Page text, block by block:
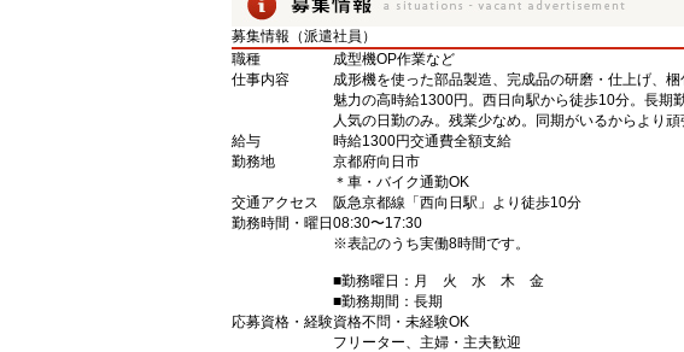
募集情報（派遣社員）
職種
成型機OP作業など
仕事内容
成形機を使った部品製造、完成品の研磨・仕上げ、
魅力の高時給1300円。西日向駅から徒歩10分。長期
人気の日勤のみ。残業少なめ。同期がいるからより
給与
時給1300円交通費全額支給
勤務地
京都府向日市
＊車・バイク通勤OK
交通アクセス
阪急京都線「西向日駅」より徒歩10分
勤務時間・曜日 08:30〜17:30
※表記のうち実働8時間です。
■勤務曜日：月 火 水 木 金
■勤務期間：長期
応募資格・経験資格不問・未経験OK
フリーター、主婦・主夫歓迎